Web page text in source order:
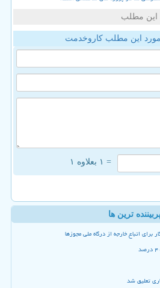
این مطلب
این مطلب کاروخدمت
= ۱ بعلاوه ۱
ترین ها
اتباع خارجه از درگاه ملی مجوزها
تعلیق شد